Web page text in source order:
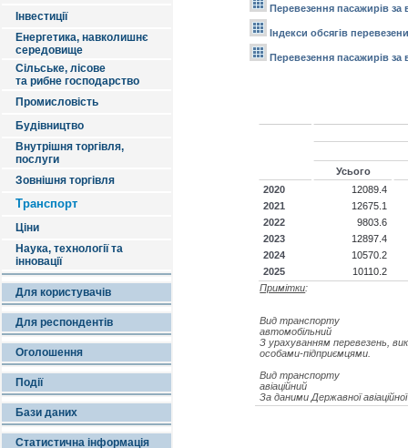
Інвестиції
Енергетика, навколишнє
середовище
Сільське, лісове
та рибне господарство
Промисловість
Будівництво
Внутрішня торгівля,
послуги
Зовнішня торгівля
Транспорт
Ціни
Наука, технології та
інновації
Для користувачів
Для респондентів
Оголошення
Події
Бази даних
Статистична інформація
Перевезення пасажирів за
Індекси обсягів
Перевезення пасажирів за
Усього
2020
12089.4
2021
12675.1
2022
9803.6
2023
12897.4
2024
10570.2
2025
10110.2
Примітки:
Вид транспорту
автомобільний
З урахуванням перевезень,
особами-підприємцями.
Вид транспорту
авіаційний
За даними Державної